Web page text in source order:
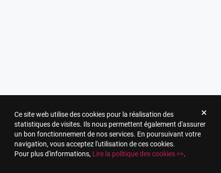
Ce site web utilise des cookies pour la réalisation des
statistiques de visites. Ils nous permettent également d'assurer
un bon fonctionnement de nos services. En poursuivant votre
navigation, vous acceptez l'utilisation de ces cookies.
Pour plus d'informations, Lire la politique des cookies >>.